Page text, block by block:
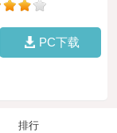
PC下载
排行